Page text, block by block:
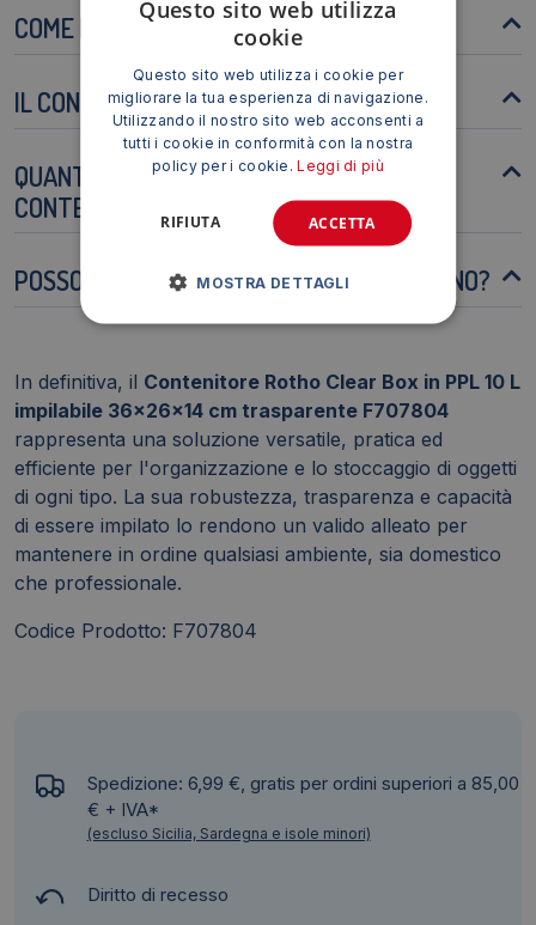
COME POSSO PULIRE IL CONTENITORE?
IL CONTENITORE È RICICLABILE?
QUANTO PESO PUÒ SOSTENERE IL
CONTENITORE?
POSSO USARE IL CONTENITORE ALL'ESTERNO?
In definitiva, il Contenitore Rotho Clear Box in PPL 10 L
impilabile 36x26x14 cm trasparente F707804
rappresenta una soluzione versatile, pratica ed
efficiente per l'organizzazione e lo stoccaggio di oggetti
di ogni tipo. La sua robustezza, trasparenza e capacità
di essere impilato lo rendono un valido alleato per
mantenere in ordine qualsiasi ambiente, sia domestico
che professionale.
Codice Prodotto: F707804
Spedizione: 6,99 €, gratis per ordini superiori a 85,00
€ + IVA*
(escluso Sicilia, Sardegna e isole minori)
Diritto di recesso
Questo sito web utilizza
cookie
Questo sito web utilizza i cookie per
migliorare la tua esperienza di navigazione.
Utilizzando il nostro sito web acconsenti a
tutti i cookie in conformità con la nostra
policy per i cookie.Leggi di più
ACCETTA
RIFIUTA
MOSTRA DETTAGLI